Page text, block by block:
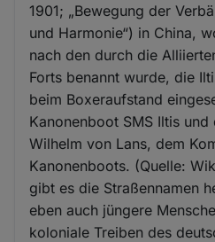
1901; „Bewegung der
und Harmonie“) in China,
nach den durch die
Forts benannt wurde, die
beim Boxeraufstand
Kanonenboot SMS Iltis
Wilhelm von Lans, dem
Kanonenboots. (Quelle:
gibt es die Straßennamen
eben auch jüngere
koloniale Treiben des